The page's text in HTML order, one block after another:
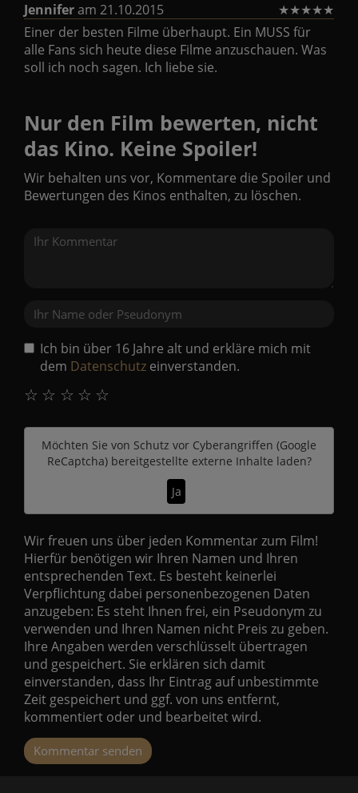
Jenniferam 21.10.2015 ★★★★★
Einer der besten Filme überhaupt. Ein MUSS für
alle Fans sich heute diese Filme anzuschauen. Was
soll ich noch sagen. Ich liebe sie.
Nur den Film bewerten, nicht
das Kino. Keine Spoiler!
Wir behalten uns vor, Kommentare die Spoiler und
Bewertungen des Kinos enthalten, zu löschen.
Ich bin über 16 Jahre alt und erkläre mich mit
dem Datenschutz einverstanden.
☆
☆
☆
☆
☆
Möchten Sie von Schutz vor Cyberangriffen (Google
ReCaptcha)bereitgestellte externe Inhalte laden?
Ja
Wir freuen uns über jeden Kommentar zum Film!
Hierfür benötigen wir Ihren Namen und Ihren
entsprechenden Text. Es besteht keinerlei
Verpflichtung dabei personenbezogenen Daten
anzugeben: Es steht Ihnen frei, ein Pseudonym zu
verwenden und Ihren Namen nicht Preis zu geben.
Ihre Angaben werden verschlüsselt übertragen
und gespeichert. Sie erklären sich damit
einverstanden, dass Ihr Eintrag auf unbestimmte
Zeit gespeichert und ggf. von uns entfernt,
kommentiert oder und bearbeitet wird.
Kommentar senden